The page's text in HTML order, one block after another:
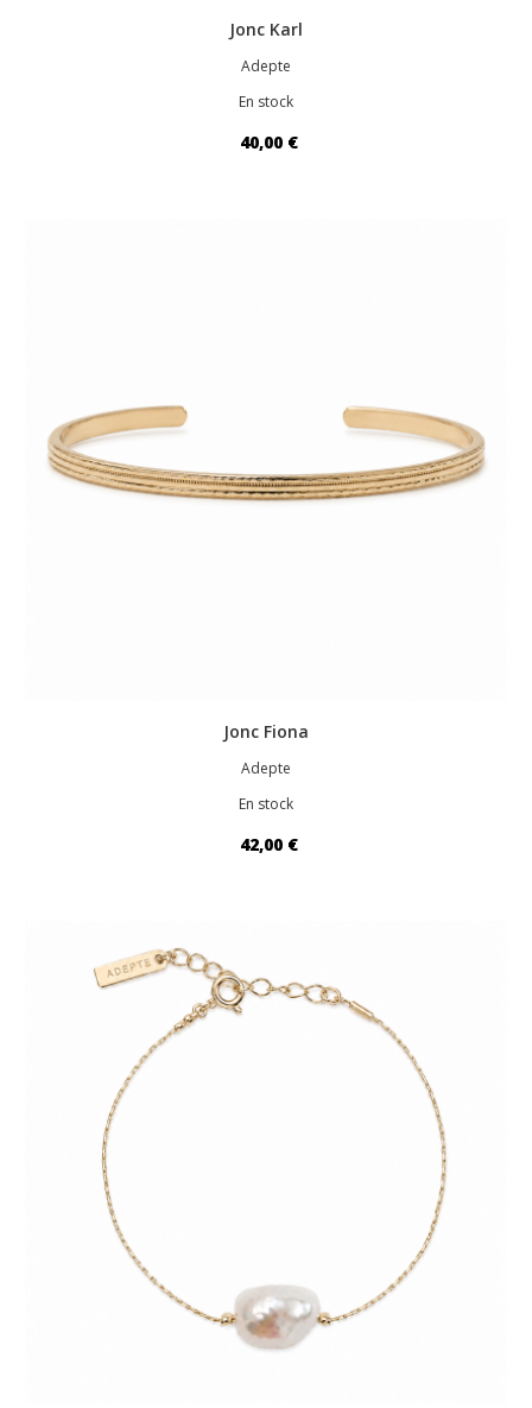
Jonc Karl
Adepte
En stock
40,00 €
Jonc Fiona
Adepte
En stock
42,00 €